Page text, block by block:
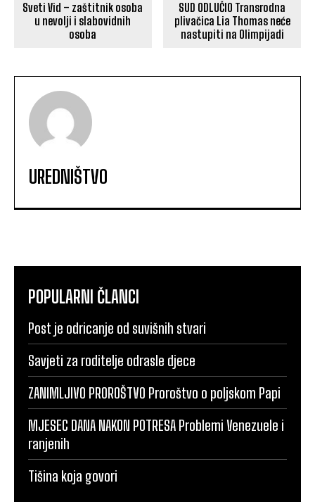
Sveti Vid – zaštitnik osoba
u nevolji i slabovidnih
osoba
SUD ODLUČIO Transrodna
plivačica Lia Thomas neće
nastupiti na Olimpijadi
UREDNIŠTVO
POPULARNI ČLANCI
Post je odricanje od suvišnih stvari
Savjeti za roditelje odrasle djece
ZANIMLJIVO PROROŠTVO Proroštvo o poljskom Papi
MJESEC DANA NAKON POTRESA Problemi Venezuele i
ranjenih
Tišina koja govori